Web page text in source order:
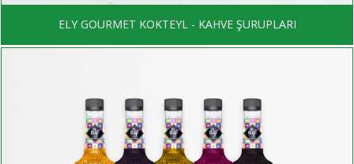
ELY GOURMET KOKTEYL - KAHVE ŞURUPLARI